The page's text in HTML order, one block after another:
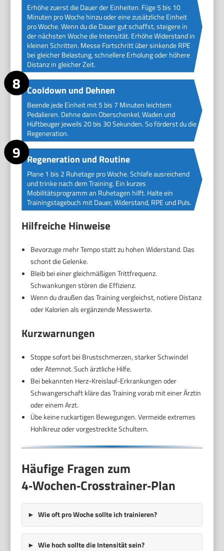
Erhöhe zuerst die Dauer der Einheiten. Füge 5 bis 10
Minuten pro Woche hinzu oder eine zusätzliche Einheit
pro Woche. Wenn du die Dauer gut schaffst, steigere in
der nächsten Woche die Intensität. Erhöhe Widerstand in
kleinen Schritten. Messe Fortschritt über sinkende RPE
bei gleicher Belastung, schnellere Erholung oder höhere
Distanz in gleicher Zeit.
Cooldown und Dehnen
Beende jede Einheit mit 5 bis 7 Minuten leichtem
Pedalieren. Dehne dann Oberschenkel, Waden und
Hüftbeuger jeweils 20 bis 30 Sekunden. So förderst du die
Regeneration.
Regeneration und Routine
Plane 1 bis 2 Ruhetage pro Woche. Schlafe ausreichend
und trinke nach dem Training. Ein kurzes
Mobilitätsprogramm an Ruhetagen hilft. Halte ein
Trainingstagebuch mit Dauer, Widerstand, RPE und Puls.
Hilfreiche Hinweise
Bevorzuge mehr Tempo statt zu hohen Widerstand. Das
schont die Gelenke.
Bleib bei einer gleichmäßigen Trittfrequenz.
Schwankungen stören die Effizienz.
Wenn du draußen das Training vergleichst, notiere Distanz
oder Kalorien als ergänzende Messwerte.
Kurzwarnungen
Stoppe sofort bei Brustschmerzen, starker Schwindel
oder Atemnot. Such ärztliche Hilfe.
Bei bekannten Herz-Kreislauf-Erkrankungen oder
Schwangerschaft kläre das Training vorab mit einer Ärztin
oder einem Arzt.
Übe keine ruckartigen Bewegungen. Vermeide extremes
Hohlkreuz oder vorgestreckte Schultern.
Häufige Fragen zum
4‑Wochen‑Crosstrainer‑Plan
Wie oft pro Woche sollte ich trainieren?
Wie hoch sollte die Intensität sein?